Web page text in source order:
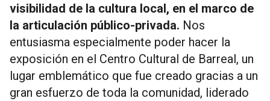
visibilidad de la cultura local, en el marco de
la articulación público-privada. Nos
entusiasma especialmente poder hacer la
exposición en el Centro Cultural de Barreal, un
lugar emblemático que fue creado gracias a un
gran esfuerzo de toda la comunidad, liderado